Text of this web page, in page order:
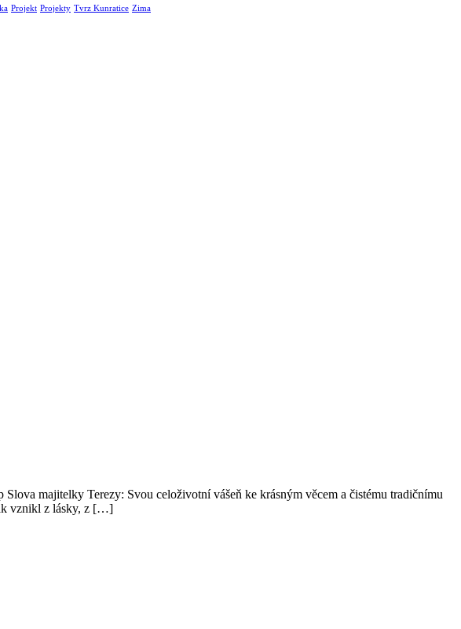
Projekt Projekty Tvrz Kunratice Zima
majitelky Terezy: Svou celoživotní vášeň ke krásným věcem a čistému tradičnímu
vznikl z lásky, z […]